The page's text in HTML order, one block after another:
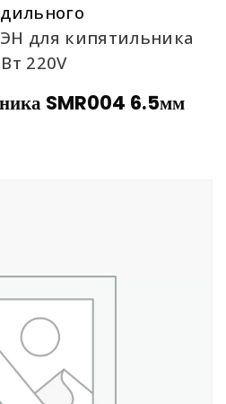
для кипятильника
220V
SMR004 6.5мм